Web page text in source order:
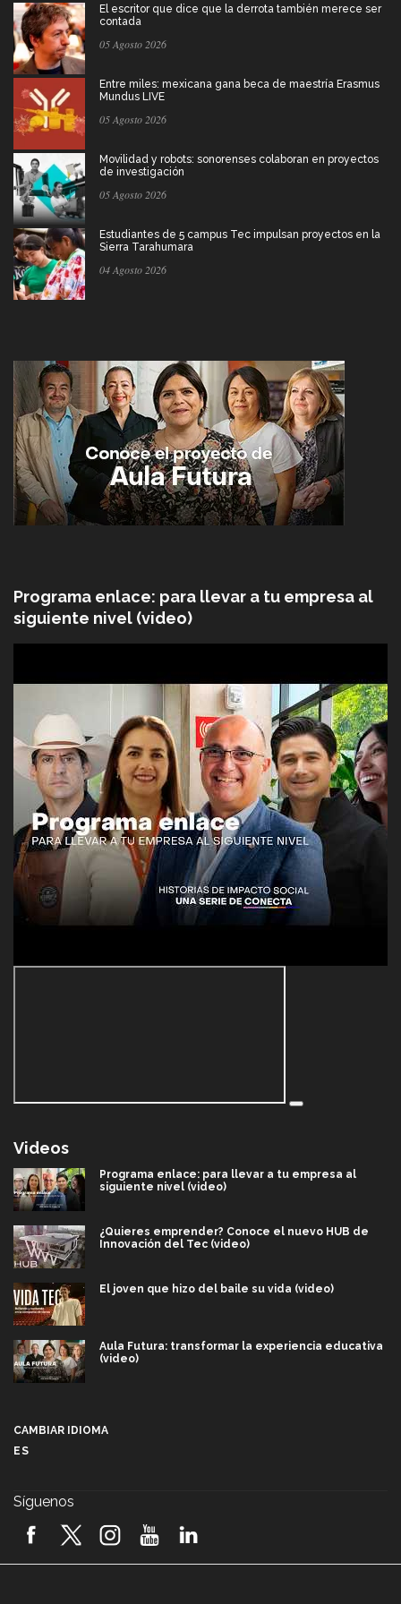
El escritor que dice que la derrota también merece ser
contada
05 Agosto 2026
Entre miles: mexicana gana beca de maestría Erasmus
Mundus LIVE
05 Agosto 2026
Movilidad y robots: sonorenses colaboran en proyectos
de investigación
05 Agosto 2026
Estudiantes de 5 campus Tec impulsan proyectos en la
Sierra Tarahumara
04 Agosto 2026
Programa enlace: para llevar a tu empresa al
siguiente nivel (video)
Videos
Programa enlace: para llevar a tu empresa al
siguiente nivel (video)
¿Quieres emprender? Conoce el nuevo HUB de
Innovación del Tec (video)
El joven que hizo del baile su vida (video)
Aula Futura: transformar la experiencia educativa
(video)
2026! (video)
CAMBIAR IDIOMA
ES
Síguenos